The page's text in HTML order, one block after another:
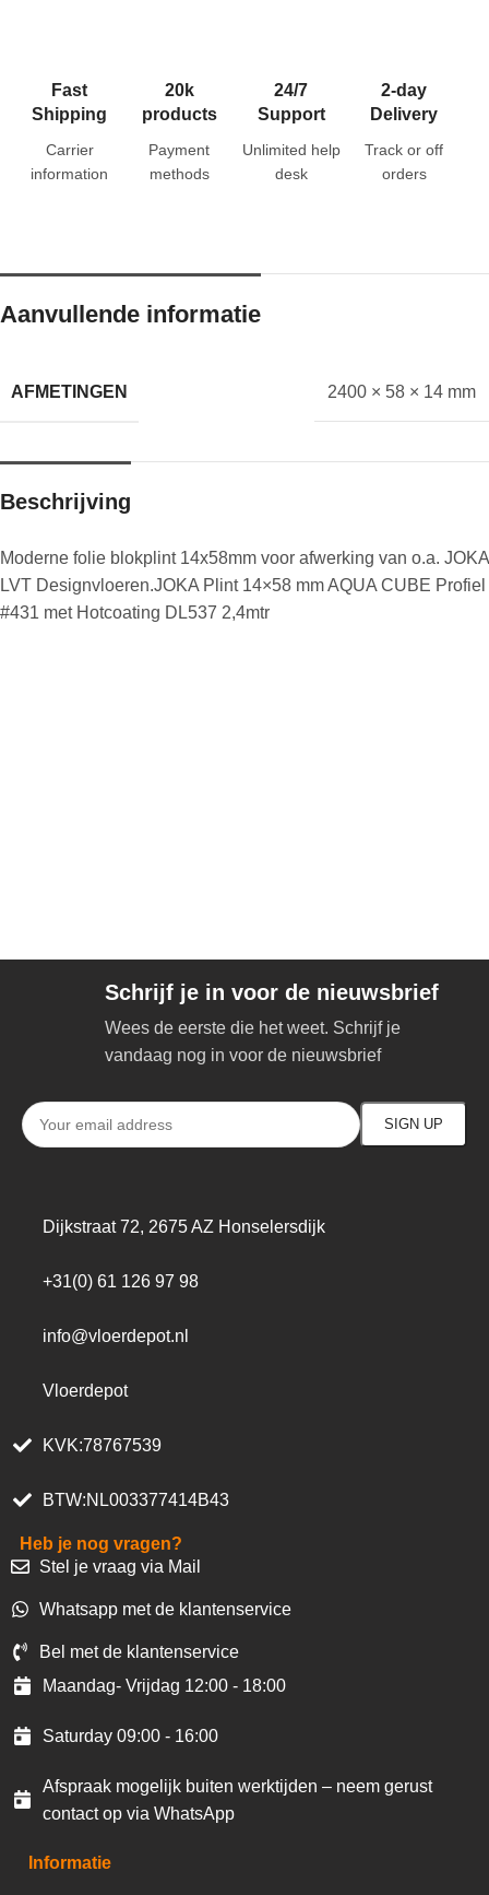
Fast
Shipping
Carrier
information
20k
products
Payment
methods
24/7
Support
Unlimited help
desk
2-day
Delivery
Track or off
orders
Aanvullende informatie
AFMETINGEN 2400 × 58 × 14 mm
Beschrijving
Moderne folie blokplint 14x58mm voor afwerking van o.a. JOKA
LVT Designvloeren.JOKA Plint 14×58 mm AQUA CUBE Profiel
#431 met Hotcoating DL537 2,4mtr
Schrijf je in voor de nieuwsbrief
Wees de eerste die het weet. Schrijf je
vandaag nog in voor de nieuwsbrief
Dijkstraat 72, 2675 AZ Honselersdijk
+31(0) 61 126 97 98
info@vloerdepot.nl
Vloerdepot
KVK:78767539
BTW:NL003377414B43
Heb je nog vragen?
Stel je vraag via Mail
Whatsapp met de klantenservice
Bel met de klantenservice
Maandag- Vrijdag 12:00 - 18:00
Saturday 09:00 - 16:00
Afspraak mogelijk buiten werktijden – neem gerust
contact op via WhatsApp
Informatie